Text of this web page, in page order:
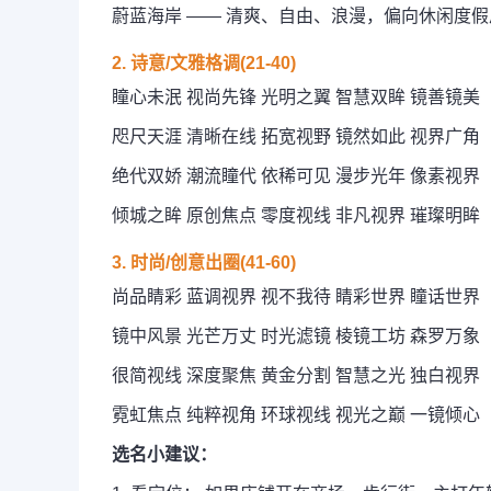
蔚蓝海岸 —— 清爽、自由、浪漫，偏向休闲度
2. 诗意/文雅格调(21-40)
瞳心未泯 视尚先锋 光明之翼 智慧双眸 镜善镜美
咫尺天涯 清晰在线 拓宽视野 镜然如此 视界广角
绝代双娇 潮流瞳代 依稀可见 漫步光年 像素视界
倾城之眸 原创焦点 零度视线 非凡视界 璀璨明眸
3. 时尚/创意出圈(41-60)
尚品睛彩 蓝调视界 视不我待 睛彩世界 瞳话世界
镜中风景 光芒万丈 时光滤镜 棱镜工坊 森罗万象
很简视线 深度聚焦 黄金分割 智慧之光 独白视界
霓虹焦点 纯粹视角 环球视线 视光之巅 一镜倾心
选名小建议：